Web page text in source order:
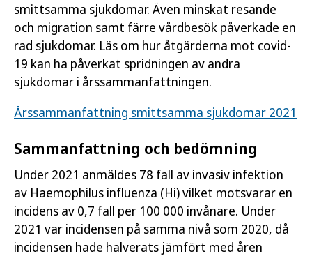
smittsamma sjukdomar. Även minskat resande
och migration samt färre vårdbesök påverkade en
rad sjukdomar. Läs om hur åtgärderna mot covid-
19 kan ha påverkat spridningen av andra
sjukdomar i årssammanfattningen.
Årssammanfattning smittsamma sjukdomar 2021
Sammanfattning och bedömning
Under 2021 anmäldes 78 fall av invasiv infektion
av Haemophilus influenza (Hi) vilket motsvarar en
incidens av 0,7 fall per 100 000 invånare. Under
2021 var incidensen på samma nivå som 2020, då
incidensen hade halverats jämfört med åren